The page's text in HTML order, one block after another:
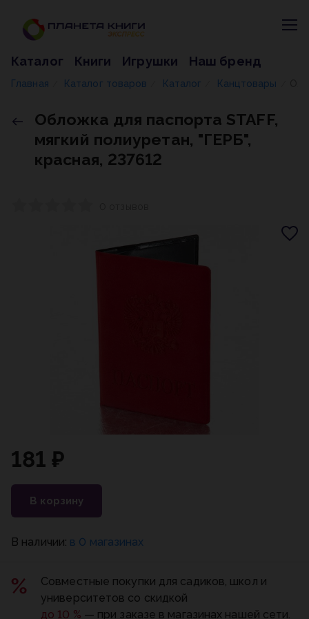
Каталог Книги Игрушки Наш бренд
Главная Каталог товаров Каталог Канцтовары
Обложка для паспорта STAFF,
мягкий полиуретан, "ГЕРБ",
красная, 237612
181 ₽
В корзину
В наличии: в 0 магазинах
Совместные покупки для садиков, школ и
университетов со скидкой
до 10 % — при заказе в магазинах нашей сети.